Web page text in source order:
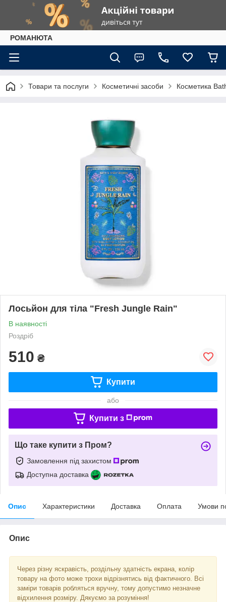
РОМАНЮТА
Товари та послуги Косметичні засоби Косметика
Лосьйон для тіла "Fresh Jungle Rain"
В наявності
Роздріб
510 ₴
Купити
або
Купити з
Що таке купити з Пром?
Замовлення під захистом
Доступна доставка
Опис Характеристики Доставка Оплата Умови
Опис
Через різну яскравість, роздільну здатність екрана, колір
товару на фото може трохи відрізнятись від фактичного. Всі
заміри товарів робляться вручну, тому допустимо незначне
відхилення розміру. Дякуємо за розуміння!